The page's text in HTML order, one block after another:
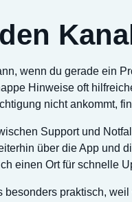
wenn du gerade ein
Hinweise oft
nicht ankommt,
Support und
über die App und
einen Ort für schnelle
besonders praktisch,